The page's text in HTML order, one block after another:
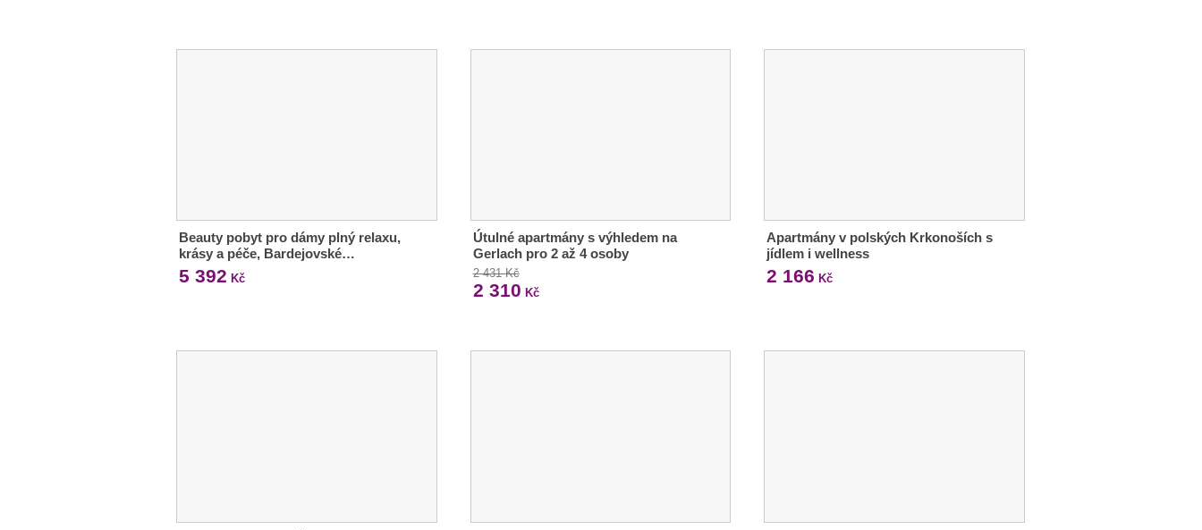
Beauty pobyt pro dámy plný relaxu,
krásy a péče, Bardejovské…
5 392 Kč
Útulné apartmány s výhledem na
Gerlach pro 2 až 4 osoby
2 431 Kč
2 310 Kč
Apartmány v polských Krkonoších s
jídlem i wellness
2 166 Kč